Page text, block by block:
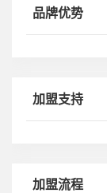
品牌优势
加盟支持
加盟流程